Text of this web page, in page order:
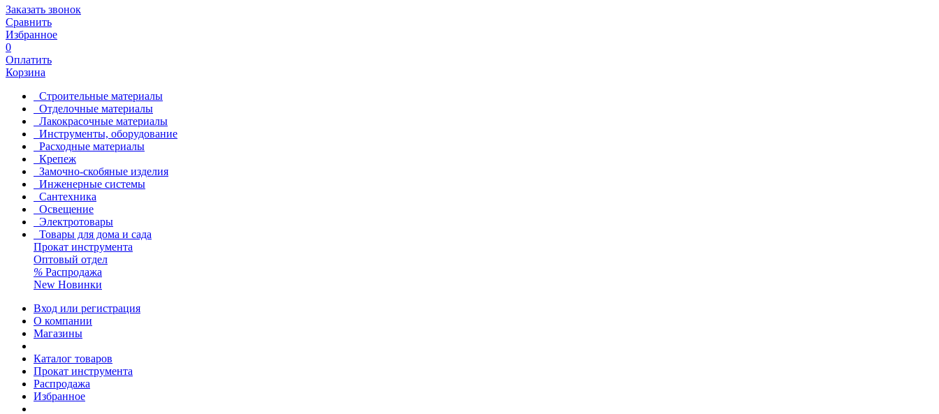
Заказать звонок
Сравнить
Избранное
0
Оплатить
Корзина
Строительные материалы
Отделочные материалы
Лакокрасочные материалы
Инструменты, оборудование
Расходные материалы
Крепеж
Замочно-скобяные изделия
Инженерные системы
Сантехника
Освещение
Электротовары
Товары для дома и сада
Прокат инструмента
Оптовый отдел
% Распродажа
New Новинки
Вход или регистрация
О компании
Магазины
Каталог товаров
Прокат инструмента
Распродажа
Избранное